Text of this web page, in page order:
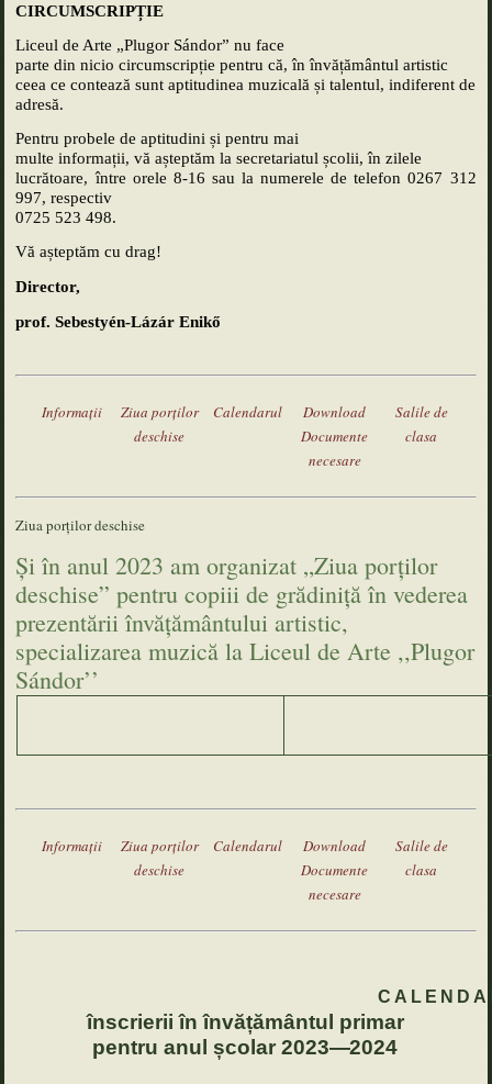
CIRCUMSCRIPȚIE
Liceul de Arte „Plugor Sándor” nu face
parte din nicio circumscripție pentru că, în învățământul artistic
ceea ce contează sunt aptitudinea muzicală și talentul, indiferent de
adresă.
Pentru probele de aptitudini și pentru mai
multe informații, vă așteptăm la secretariatul școlii, în zilele
lucrătoare, între orele 8-16 sau la numerele de telefon 0267 312
997, respectiv
0725 523 498.
Vă așteptăm cu drag!
Director,
prof. Sebestyén-Lázár Enikő
Informaţii
Ziua porţilor
deschise
Calendarul
Download
Documente
necesare
Salile de
clasa
Ziua porţilor deschise
Şi în anul 2023 am organizat „Ziua porţilor
deschise” pentru copiii de grădiniță în vederea
prezentării învățământului artistic,
specializarea muzică la Liceul de Arte ,,Plugor
Sándor’’
Informaţii
Ziua porţilor
deschise
Calendarul
Download
Documente
necesare
Salile de
clasa
înscrierii în învățământul primar
pentruanul școlar 2023—2024